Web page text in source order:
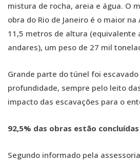
mistura de rocha, areia e água. O
obra do Rio de Janeiro é o maior
11,5 metros de altura (equivalente
andares), um peso de 27 mil
Grande parte do túnel foi
profundidade, sempre pelo leito
impacto das escavações para o
92,5% das obras estão concluídas
Segundo informado pela